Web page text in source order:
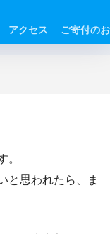
アクセス ご寄付の
。
と思われたら、ま